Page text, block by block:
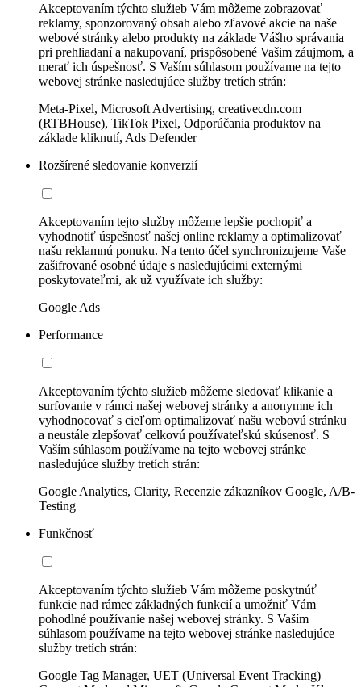
Akceptovaním týchto služieb Vám môžeme zobrazovať
reklamy, sponzorovaný obsah alebo zľavové akcie na naše
webové stránky alebo produkty na základe Vášho správania
pri prehliadaní a nakupovaní, prispôsobené Vašim záujmom, a
merať ich úspešnosť. S Vaším súhlasom používame na tejto
webovej stránke nasledujúce služby tretích strán:
Meta-Pixel, Microsoft Advertising, creativecdn.com
(RTBHouse), TikTok Pixel, Odporúčania produktov na
základe kliknutí, Ads Defender
Rozšírené sledovanie konverzií
Akceptovaním tejto služby môžeme lepšie pochopiť a
vyhodnotiť úspešnosť našej online reklamy a optimalizovať
našu reklamnú ponuku. Na tento účel synchronizujeme Vaše
zašifrované osobné údaje s nasledujúcimi externými
poskytovateľmi, ak už využívate ich služby:
Google Ads
Performance
Akceptovaním týchto služieb môžeme sledovať klikanie a
surfovanie v rámci našej webovej stránky a anonymne ich
vyhodnocovať s cieľom optimalizovať našu webovú stránku
a neustále zlepšovať celkovú používateľskú skúsenosť. S
Vaším súhlasom používame na tejto webovej stránke
nasledujúce služby tretích strán:
Google Analytics, Clarity, Recenzie zákazníkov Google, A/B-
Testing
Funkčnosť
Akceptovaním týchto služieb Vám môžeme poskytnúť
funkcie nad rámec základných funkcií a umožniť Vám
pohodlné používanie našej webovej stránky. S Vaším
súhlasom používame na tejto webovej stránke nasledujúce
služby tretích strán:
Google Tag Manager, UET (Universal Event Tracking)